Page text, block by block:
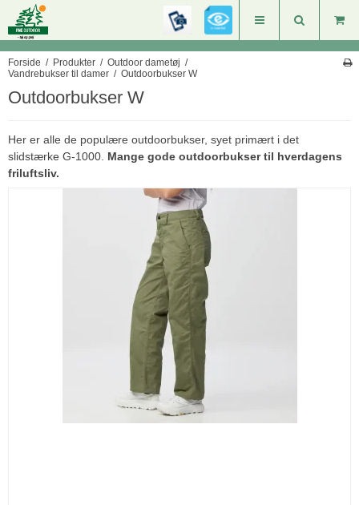
Forside / Produkter / Outdoor dametøj /
Vandrebukser til damer / Outdoorbukser W
Outdoorbukser W
Her er alle de populære outdoorbukser, syet primært i det
slidstærke G-1000. Mange gode outdoorbukser til hverdagens
friluftsliv.